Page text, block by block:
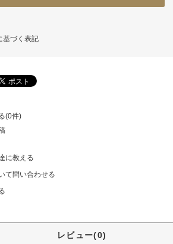
基づく表記
(0件)
に教える
て問い合わせる
レビュー(0)